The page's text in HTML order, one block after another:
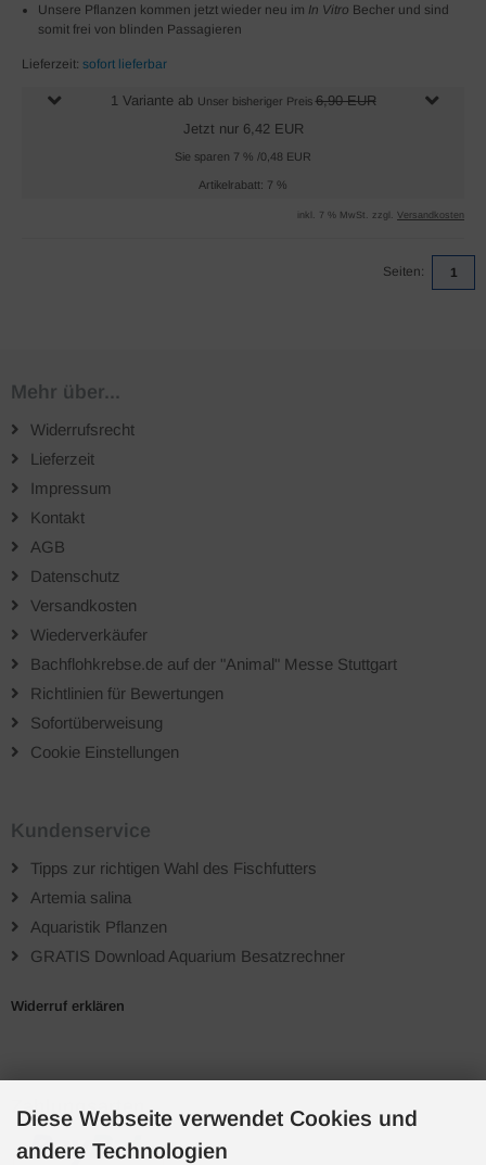
Unsere Pflanzen kommen jetzt wieder neu im In Vitro Becher und sind
somit frei von blinden Passagieren
Lieferzeit: sofort lieferbar
1 Variante ab Unser bisheriger Preis6,90 EUR
Jetzt nur 6,42 EUR
Sie sparen 7 % /0,48 EUR
Artikelrabatt: 7 %
inkl. 7 % MwSt. zzgl. Versandkosten
Seiten: 1
Mehr über...
Widerrufsrecht
Lieferzeit
Impressum
Kontakt
AGB
Datenschutz
Versandkosten
Wiederverkäufer
Bachflohkrebse.de auf der "Animal" Messe Stuttgart
Richtlinien für Bewertungen
Sofortüberweisung
Cookie Einstellungen
Kundenservice
Tipps zur richtigen Wahl des Fischfutters
Artemia salina
Aquaristik Pflanzen
GRATIS Download Aquarium Besatzrechner
Widerruf erklären
Zahlungsarten
Diese Webseite verwendet Cookies und
andere Technologien